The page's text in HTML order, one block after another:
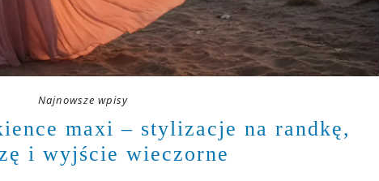
Najnowsze wpisy
maxi – stylizacje na randkę,
i wyjście wieczorne